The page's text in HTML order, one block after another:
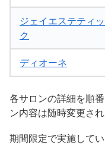
ジェイエステティッ
ク
ディオーネ
各サロンの詳細を順
ン内容は随時変更さ
期間限定で実施して